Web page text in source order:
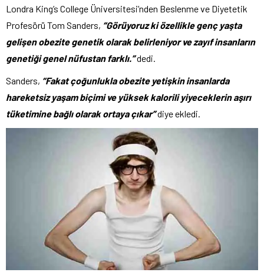
Londra King’s College Üniversitesi’nden Beslenme ve Diyetetik
Profesörü Tom Sanders, “Görüyoruz ki özellikle genç yaşta
gelişen obezite genetik olarak belirleniyor ve zayıf insanların
genetiği genel nüfustan farklı.”dedi.
Sanders, “Fakat çoğunlukla obezite yetişkin insanlarda
hareketsiz yaşam biçimi ve yüksek kalorili yiyeceklerin aşırı
tüketimine bağlı olarak ortaya çıkar”diye ekledi.